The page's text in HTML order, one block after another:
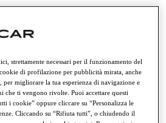
strettamente necessari per il funzionamento del
di profilazione per pubblicità mirata, anche
migliorare la tua esperienza di navigazione e
che ti vengono rivolte. Puoi accettare questi
i cookie” oppure cliccare su “Personalizza le
Cliccando su “Rifiuta tutti”, o chiudendo il